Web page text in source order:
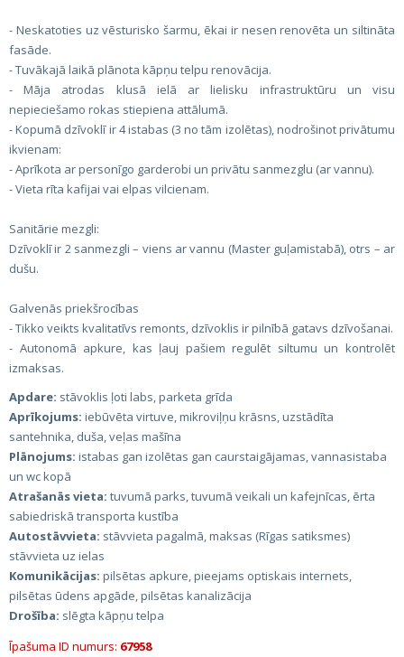
- Neskatoties uz vēsturisko šarmu, ēkai ir nesen renovēta un siltināta
fasāde.
- Tuvākajā laikā plānota kāpņu telpu renovācija.
- Māja atrodas klusā ielā ar lielisku infrastruktūru un visu
nepieciešamo rokas stiepiena attālumā.
- Kopumā dzīvoklī ir 4 istabas (3 no tām izolētas), nodrošinot privātumu
ikvienam:
- Aprīkota ar personīgo garderobi un privātu sanmezglu (ar vannu).
- Vieta rīta kafijai vai elpas vilcienam.
Sanitārie mezgli:
Dzīvoklī ir 2 sanmezgli – viens ar vannu (Master guļamistabā), otrs – ar
dušu.
Galvenās priekšrocības
- Tikko veikts kvalitatīvs remonts, dzīvoklis ir pilnībā gatavs dzīvošanai.
- Autonomā apkure, kas ļauj pašiem regulēt siltumu un kontrolēt
izmaksas.
Apdare: stāvoklis ļoti labs, parketa grīda
Aprīkojums: iebūvēta virtuve, mikroviļņu krāsns, uzstādīta
santehnika, duša, veļas mašīna
Plānojums: istabas gan izolētas gan caurstaigājamas, vannasistaba
un wc kopā
Atrašanās vieta: tuvumā parks, tuvumā veikali un kafejnīcas, ērta
sabiedriskā transporta kustība
Autostāvvieta: stāvvieta pagalmā, maksas (Rīgas satiksmes)
stāvvieta uz ielas
Komunikācijas: pilsētas apkure, pieejams optiskais internets,
pilsētas ūdens apgāde, pilsētas kanalizācija
Drošība: slēgta kāpņu telpa
Īpašuma ID numurs: 67958